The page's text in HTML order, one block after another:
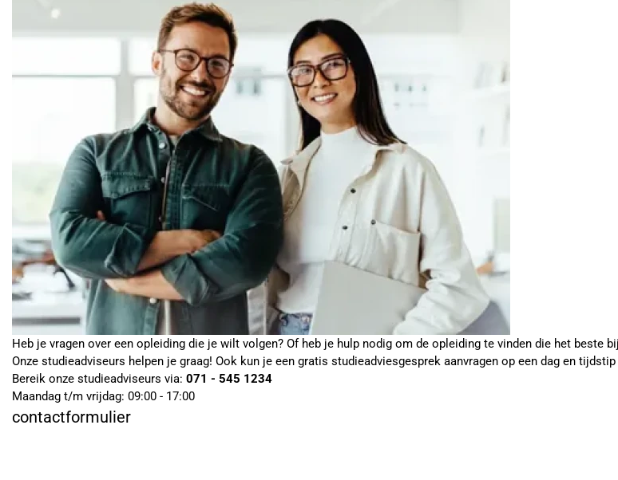
Heb je vragen over een opleiding die je wilt volgen? Of heb je hulp nodig om de opleiding te vinden die het beste
Onze studieadviseurs helpen je graag! Ook kun je een gratis studieadviesgesprek aanvragen op een dag en tijdstip
Bereik onze studieadviseurs via: 071 - 545 1234
Maandag t/m vrijdag: 09:00 - 17:00
contactformulier